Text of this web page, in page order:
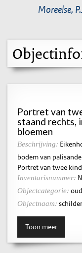
Moreelse,
Portret van
staand rechts,
bloemen
Beschrijving:
bodem van
Portret van twee
Inventarisnummer:
Objectcategorie:
Objectnaam:
Toon meer